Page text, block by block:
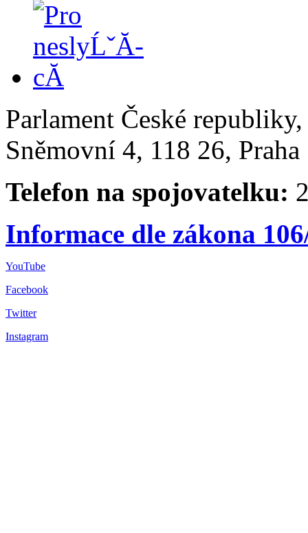
Parlament České
Sněmovní 4, 118 26,
Telefon na spojovatelku:
Informace dle zákona
YouTube
Facebook
Twitter
Instagram